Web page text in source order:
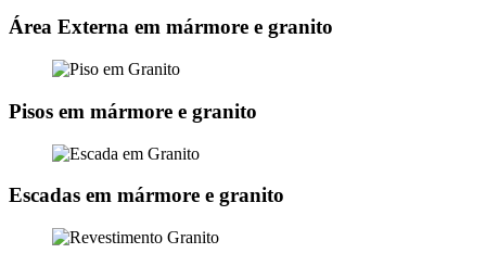
Área Externa em mármore e granito
Pisos em mármore e granito
Escadas em mármore e granito